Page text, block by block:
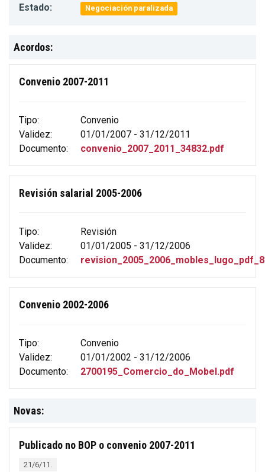
Estado:
Negociación paralizada
Acordos:
Convenio 2007-2011
Tipo:
Convenio
Validez:
01/01/2007 - 31/12/2011
Documento:
convenio_2007_2011_34832.pdf
Revisión salarial 2005-2006
Tipo:
Revisión
Validez:
01/01/2005 - 31/12/2006
Documento:
Convenio 2002-2006
Tipo:
Convenio
Validez:
01/01/2002 - 31/12/2006
Documento:
2700195_Comercio_do_Mobel.pdf
Novas:
Publicado no BOP o convenio 2007-2011
21/6/11.